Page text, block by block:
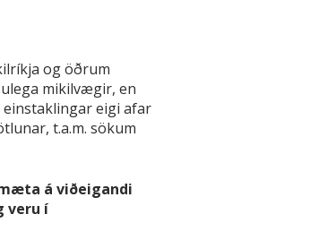
og öðrum
mikilvægir, en
eigi afar
t.a.m. sökum
á viðeigandi
veru í